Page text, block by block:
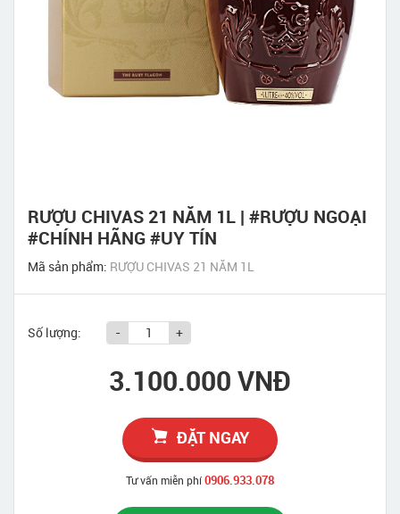
RƯỢU CHIVAS 21 NĂM 1L | #RƯỢU NGOẠI
#CHÍNH HÃNG #UY TÍN
Mã sản phẩm: RƯỢU CHIVAS 21 NĂM 1L
Số lượng: - +
3.100.000 VNĐ
ĐẶT NGAY
Tư vấn miễn phí0906.933.078